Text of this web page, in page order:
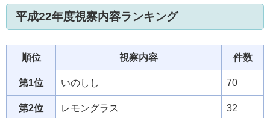
平成22年度視察内容ランキング
順位 視察内容 件数
第1位 いのしし 70
第2位 レモングラス 32